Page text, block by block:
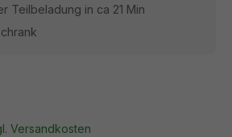
Teilbeladung in ca 21 Min
Versandkosten